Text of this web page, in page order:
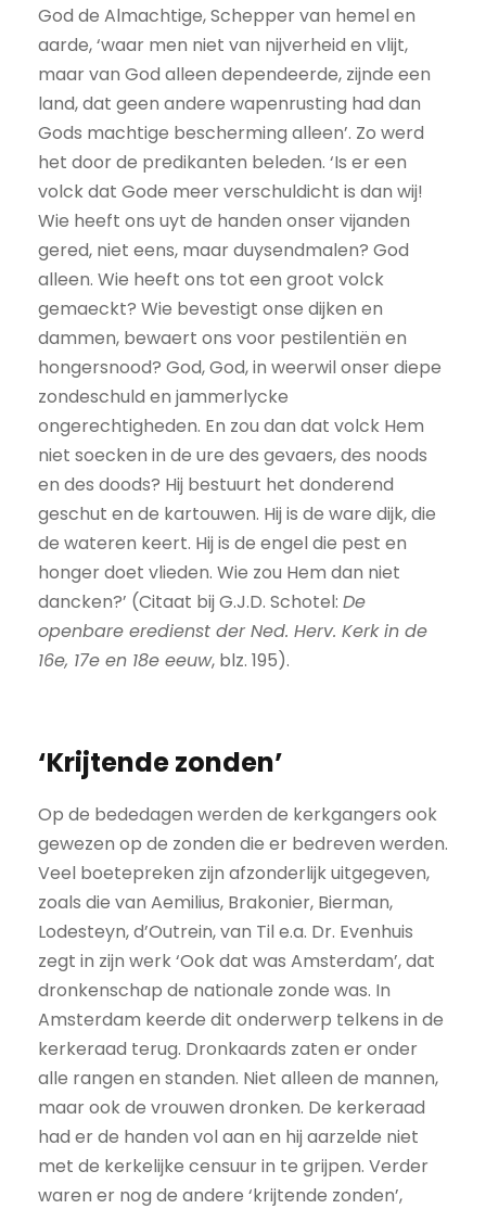
God de Almachtige, Schepper van hemel en
aarde, ‘waar men niet van nijverheid en vlijt,
maar van God alleen dependeerde, zijnde een
land, dat geen andere wapenrusting had dan
Gods machtige bescherming alleen’. Zo werd
het door de predikanten beleden. ‘Is er een
volck dat Gode meer verschuldicht is dan wij!
Wie heeft ons uyt de handen onser vijanden
gered, niet eens, maar duysendmalen? God
alleen. Wie heeft ons tot een groot volck
gemaeckt? Wie bevestigt onse dijken en
dammen, bewaert ons voor pestilentiën en
hongersnood? God, God, in weerwil onser diepe
zondeschuld en jammerlycke
ongerechtigheden. En zou dan dat volck Hem
niet soecken in de ure des gevaers, des noods
en des doods? Hij bestuurt het donderend
geschut en de kartouwen. Hij is de ware dijk, die
de wateren keert. Hij is de engel die pest en
honger doet vlieden. Wie zou Hem dan niet
dancken?’ (Citaat bij G.J.D. Schotel: De
openbare eredienst der Ned. Herv. Kerk in de
16e, 17e en 18e eeuw, blz. 195).
‘Krijtende zonden’
Op de bededagen werden de kerkgangers ook
gewezen op de zonden die er bedreven werden.
Veel boetepreken zijn afzonderlijk uitgegeven,
zoals die van Aemilius, Brakonier, Bierman,
Lodesteyn, d’Outrein, van Til e.a. Dr. Evenhuis
zegt in zijn werk ‘Ook dat was Amsterdam’, dat
dronkenschap de nationale zonde was. In
Amsterdam keerde dit onderwerp telkens in de
kerkeraad terug. Dronkaards zaten er onder
alle rangen en standen. Niet alleen de mannen,
maar ook de vrouwen dronken. De kerkeraad
had er de handen vol aan en hij aarzelde niet
met de kerkelijke censuur in te grijpen. Verder
waren er nog de andere ‘krijtende zonden’,